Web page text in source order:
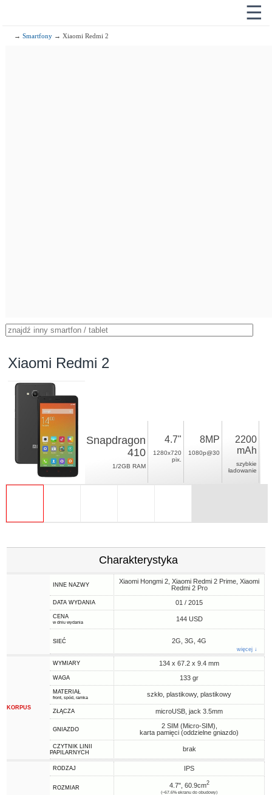
☰
→Smartfony → Xiaomi Redmi 2
Xiaomi Redmi 2
Snapdragon
410
1/2GB RAM
4.7"
1280x720
pix.
8MP
1080p@30
2200
mAh
szybkie
ładowanie
Charakterystyka
INNE NAZWY
Xiaomi Hongmi 2, Xiaomi Redmi 2 Prime, Xiaomi
Redmi 2 Pro
DATA WYDANIA 01 / 2015
CENA
w dniu wydania 144 USD
SIEĆ 2G, 3G, 4G
więcej ↓
KORPUS
WYMIARY 134 x 67.2 x 9.4 mm
WAGA 133 gr
MATERIAŁ
front, spód, ramka szkło, plastikowy, plastikowy
ZŁĄCZA microUSB, jack 3.5mm
GNIAZDO
2 SIM (Micro-SIM),
karta pamięci (oddzielne gniazdo)
CZYTNIK LINII
PAPILARNYCH
brak
RODZAJ IPS
ROZMIAR 4.7", 60.9cm2
(~67.6% ekranu do obudowy)